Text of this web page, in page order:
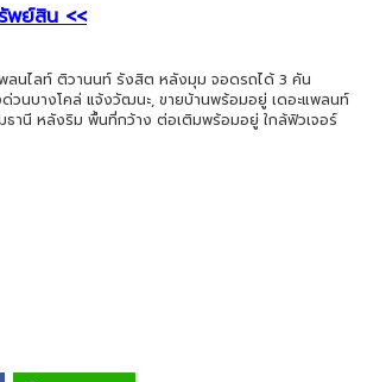
พย์สิน <<
พลนไลท์ ติวานนท์ รังสิต หลังมุม จอดรถได้ 3 คัน
ด่วนบางโคล่ แจ้งวัฒนะ, ขายบ้านพร้อมอยู่ เดอะแพลนท์
านี หลังริม พื้นที่กว้าง ต่อเติมพร้อมอยู่ ใกล้ฟิวเจอร์